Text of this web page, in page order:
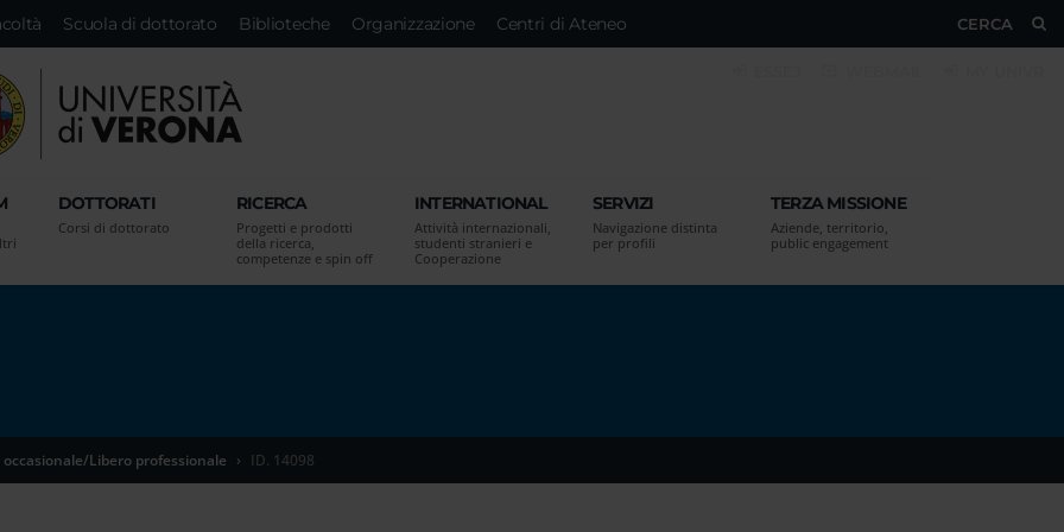
CERCA
Scuola di dottorato Biblioteche Organizzazione Centri di Ateneo
DOTTORATI
Corsi di dottorato
RICERCA
Progetti e prodotti
della ricerca,
competenze e spin off
INTERNATIONAL
Attività internazionali,
studenti stranieri e
Cooperazione
SERVIZI
Navigazione distinta
per profili
TERZA MISSIONE
Aziende, territorio,
public engagement
Libero professionale ID. 14098